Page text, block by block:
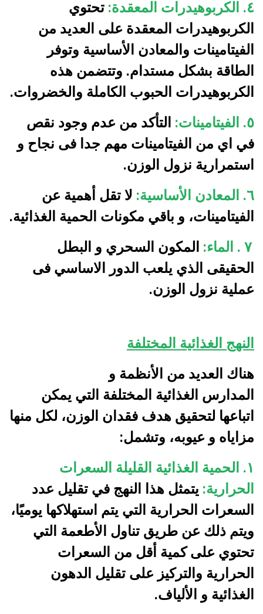
٤. الكربوهيدرات المعقدة:
تحتوي
الكربوهيدرات المعقدة على العديد من
الفيتامينات والمعادن الأساسية وتوفر
الطاقة بشكل مستدام. وتتضمن هذه
الكربوهيدرات الحبوب الكاملة والخضروات.
٥. الفيتامينات:
التأكد من عدم وجود نقص
في اي من الفيتامينات مهم جدا فى نجاح و
استمرارية نزول الوزن.
٦. المعادن الأساسية:
لا تقل أهمية عن
الفيتامينات، و باقي مكونات الحمية الغذائية.
٧ . الماء:
المكون السحري و البطل
الحقيقى الذي يلعب الدور الاساسي فى
عملية نزول الوزن.
النهج الغذائية المختلفة
هناك العديد من الأنظمة و
المدارس الغذائية المختلفة التي يمكن
اتباعها لتحقيق هدف فقدان الوزن، لكل منها
مزاياه و عيوبه، وتشمل:
١. الحمية الغذائية القليلة السعرات
الحرارية: يتمثل هذا النهج في تقليل عدد
السعرات الحرارية التي يتم استهلاكها يوميًا،
ويتم ذلك عن طريق تناول الأطعمة التي
تحتوي على كمية أقل من السعرات
الحرارية والتركيز على تقليل الدهون
الغذائية و الألياف.